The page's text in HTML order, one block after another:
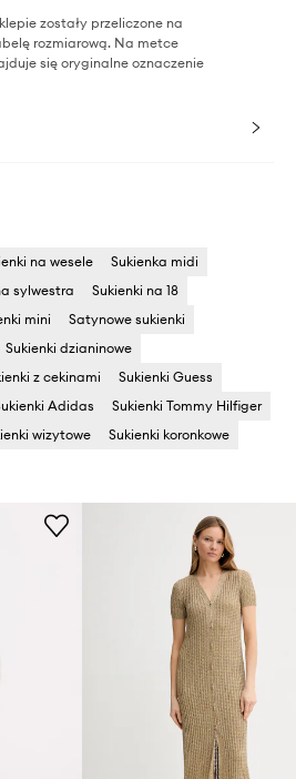
zostały przeliczone na
rozmiarową. Na metce
się oryginalne oznaczenie
na wesele
Sukienka midi
sylwestra
Sukienki na 18
mini
Satynowe sukienki
Sukienki dzianinowe
z cekinami
Sukienki Guess
Adidas
Sukienki Tommy Hilfiger
wizytowe Sukienki koronkowe